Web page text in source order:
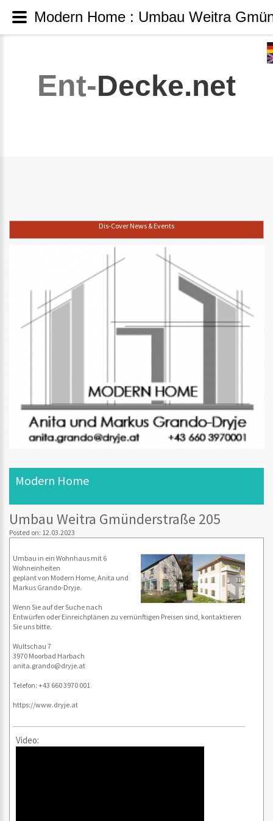
Ent-Decke.net
Dis-Cover News & Events
Modern Home
Umbau Weitra Gmünderstraße 205
Posted on: 12.03.2023
Umbau in ein Wohnhaus mit 6
Wohneinheiten
geplant von Modern Home, Anita und
Markus Grando-Dryje.
Wenn Sie auf der Suche nach
Entwürfen oder Einreichplänen zu vernünftigen Preisen sind, kontaktieren
Sie uns bitte.
Wultschau 7
3970 Moorbad Harbach
anita.grando@dryje.at
Telefon: +43 660 3970 001
https://www.dryje.at
Video:
Modern Home : Umbau Weitra